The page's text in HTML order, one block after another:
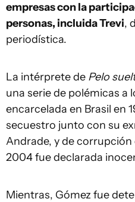
empresas con la
personas, incluida Trevi,
periodística.
La intérprete de Pelo
una serie de polémicas a
encarcelada en Brasil en
secuestro junto con su
Andrade, y de
2004 fue declarada
Mientras, Gómez fue